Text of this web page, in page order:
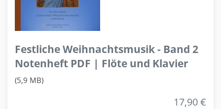
Festliche Weihnachtsmusik - Band 2
Notenheft PDF | Flöte und Klavier
(5,9 MB)
17,90 €